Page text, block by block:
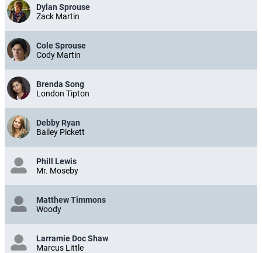
Dylan Sprouse
Zack Martin
Cole Sprouse
Cody Martin
Brenda Song
London Tipton
Debby Ryan
Bailey Pickett
Phill Lewis
Mr. Moseby
Matthew Timmons
Woody
Larramie Doc Shaw
Marcus Little